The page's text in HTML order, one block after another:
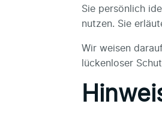
Sie persönlich
nutzen. Sie
Wir weisen
lückenloser